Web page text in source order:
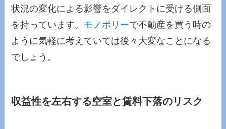
状況の変化による影響をダイレクトに受ける側面
を持っています。 モノポリーで不動産を買う時の
ように気軽に考えていては後々大変なことになる
でしょう。
収益性を左右する空室と賃料下落のリスク